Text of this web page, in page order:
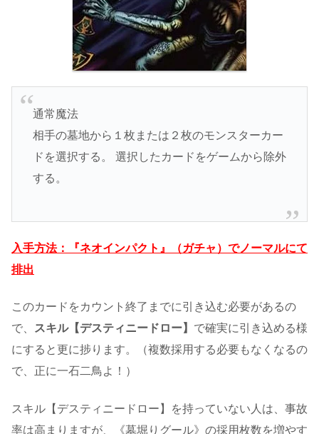
通常魔法
相手の墓地から１枚または２枚のモンスターカー
ドを選択する。 選択したカードをゲームから除外
する。
入手方法：『ネオインパクト』（ガチャ）でノーマルにて
排出
このカードをカウント終了までに引き込む必要があるの
で、 スキル【デスティニードロー】 で確実に引き込める様
にすると更に捗ります。（複数採用する必要もなくなるの
で、正に一石二鳥よ！）
スキル【デスティニードロー】を持っていない人は、事故
率は高まりますが、《墓堀りグール》の採用枚数を増やす